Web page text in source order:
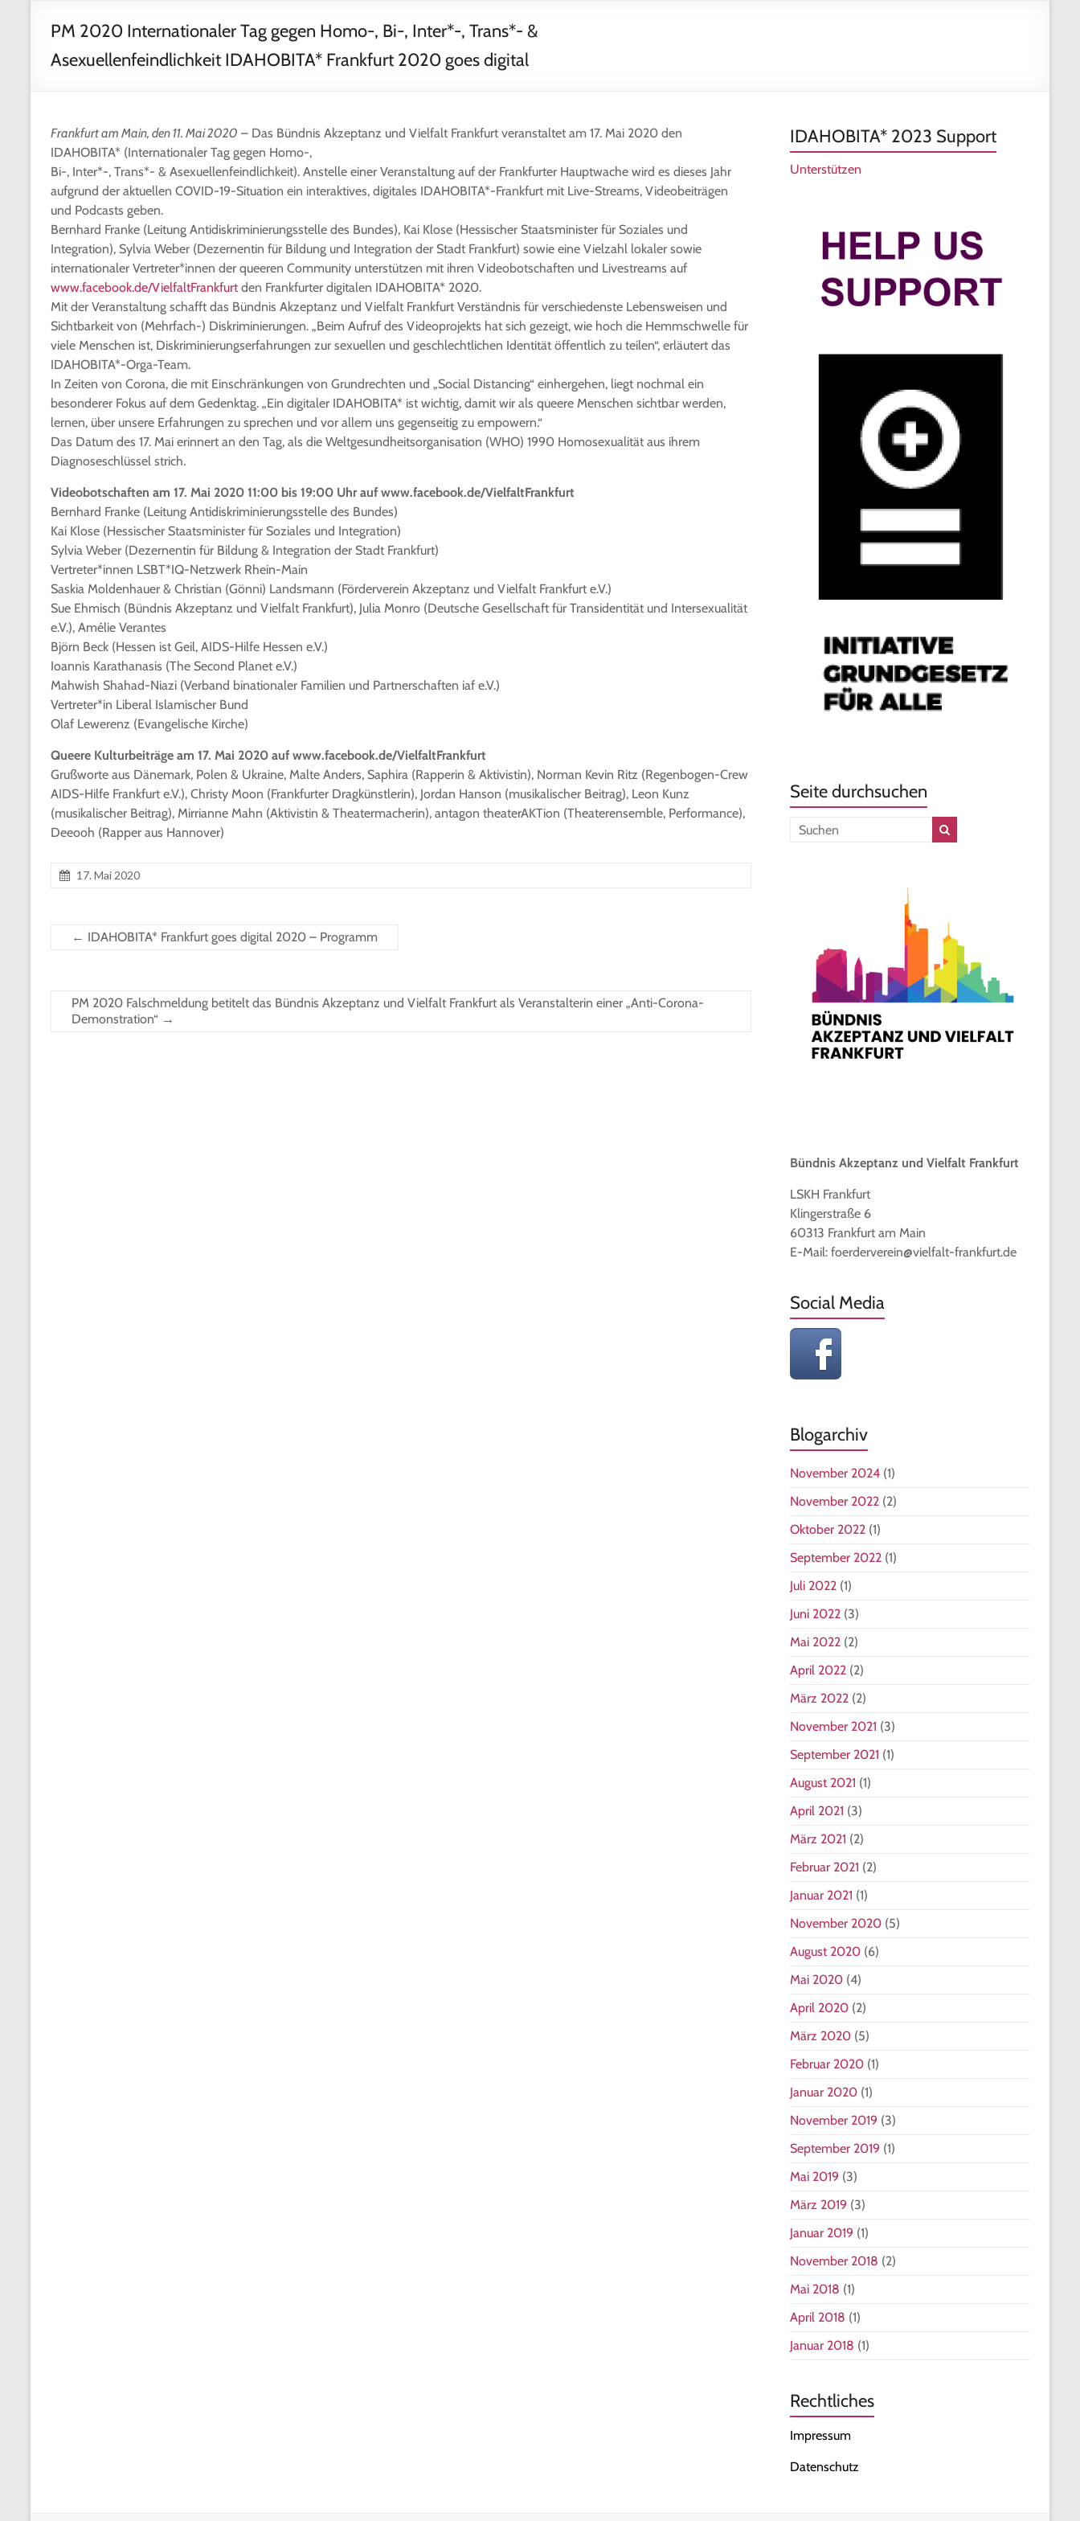
PM 2020 Internationaler Tag gegen Homo-, Bi-, Inter*-, Trans*- &
Asexuellenfeindlichkeit IDAHOBITA* Frankfurt 2020 goes digital
Frankfurt am Main, den 11. Mai 2020 – Das Bündnis Akzeptanz und Vielfalt Frankfurt veranstaltet am 17. Mai 2020 den
IDAHOBITA* (Internationaler Tag gegen Homo-,
Bi-, Inter*-, Trans*- & Asexuellenfeindlichkeit). Anstelle einer Veranstaltung auf der Frankfurter Hauptwache wird es dieses Jahr
aufgrund der aktuellen COVID-19-Situation ein interaktives, digitales IDAHOBITA*-Frankfurt mit Live-Streams, Videobeiträgen
und Podcasts geben.
Bernhard Franke (Leitung Antidiskriminierungsstelle des Bundes), Kai Klose (Hessischer Staatsminister für Soziales und
Integration), Sylvia Weber (Dezernentin für Bildung und Integration der Stadt Frankfurt) sowie eine Vielzahl lokaler sowie
internationaler Vertreter*innen der queeren Community unterstützen mit ihren Videobotschaften und Livestreams auf
www.facebook.de/VielfaltFrankfurtden Frankfurter digitalen IDAHOBITA* 2020.
Mit der Veranstaltung schafft das Bündnis Akzeptanz und Vielfalt Frankfurt Verständnis für verschiedenste Lebensweisen und
Sichtbarkeit von (Mehrfach-) Diskriminierungen. „Beim Aufruf des Videoprojekts hat sich gezeigt, wie hoch die Hemmschwelle für
viele Menschen ist, Diskriminierungserfahrungen zur sexuellen und geschlechtlichen Identität öffentlich zu teilen“, erläutert das
IDAHOBITA*-Orga-Team.
In Zeiten von Corona, die mit Einschränkungen von Grundrechten und „Social Distancing“ einhergehen, liegt nochmal ein
besonderer Fokus auf dem Gedenktag. „Ein digitaler IDAHOBITA* ist wichtig, damit wir als queere Menschen sichtbar werden,
lernen, über unsere Erfahrungen zu sprechen und vor allem uns gegenseitig zu empowern.“
Das Datum des 17. Mai erinnert an den Tag, als die Weltgesundheitsorganisation (WHO) 1990 Homosexualität aus ihrem
Diagnoseschlüssel strich.
Videobotschaften am 17. Mai 2020 11:00 bis 19:00 Uhr auf www.facebook.de/VielfaltFrankfurt
Bernhard Franke (Leitung Antidiskriminierungsstelle des Bundes)
Kai Klose (Hessischer Staatsminister für Soziales und Integration)
Sylvia Weber (Dezernentin für Bildung & Integration der Stadt Frankfurt)
Vertreter*innen LSBT*IQ-Netzwerk Rhein-Main
Saskia Moldenhauer & Christian (Gönni) Landsmann (Förderverein Akzeptanz und Vielfalt Frankfurt e.V.)
Sue Ehmisch (Bündnis Akzeptanz und Vielfalt Frankfurt), Julia Monro (Deutsche Gesellschaft für Transidentität und Intersexualität
e.V.), Amélie Verantes
Björn Beck (Hessen ist Geil, AIDS-Hilfe Hessen e.V.)
Ioannis Karathanasis (The Second Planet e.V.)
Mahwish Shahad-Niazi (Verband binationaler Familien und Partnerschaften iaf e.V.)
Vertreter*in Liberal Islamischer Bund
Olaf Lewerenz (Evangelische Kirche)
Queere Kulturbeiträge am 17. Mai 2020 auf www.facebook.de/VielfaltFrankfurt
Grußworte aus Dänemark, Polen & Ukraine, Malte Anders, Saphira (Rapperin & Aktivistin), Norman Kevin Ritz (Regenbogen-Crew
AIDS-Hilfe Frankfurt e.V.), Christy Moon (Frankfurter Dragkünstlerin), Jordan Hanson (musikalischer Beitrag), Leon Kunz
(musikalischer Beitrag), Mirrianne Mahn (Aktivistin & Theatermacherin), antagon theaterAKTion (Theaterensemble, Performance),
Deeooh (Rapper aus Hannover)
17. Mai 2020
← IDAHOBITA* Frankfurt goes digital 2020 – Programm
PM 2020 Falschmeldung betitelt das Bündnis Akzeptanz und Vielfalt Frankfurt als Veranstalterin einer „Anti-Corona-
Demonstration“ →
IDAHOBITA* 2023 Support
Unterstützen
Seite durchsuchen
Bündnis Akzeptanz und Vielfalt Frankfurt
LSKH Frankfurt
Klingerstraße 6
60313 Frankfurt am Main
E-Mail: foerderverein@vielfalt-frankfurt.de
Social Media
Blogarchiv
November 2024(1)
November 2022(2)
Oktober 2022(1)
September 2022(1)
Juli 2022(1)
Juni 2022(3)
Mai 2022(2)
April 2022(2)
März 2022(2)
November 2021 (3)
September 2021 (1)
August 2021 (1)
April 2021 (3)
März 2021 (2)
Februar 2021 (2)
Januar 2021 (1)
November 2020(5)
August 2020(6)
Mai 2020(4)
April 2020(2)
März 2020(5)
Februar 2020(1)
Januar 2020(1)
November 2019 (3)
September 2019 (1)
Mai 2019 (3)
März 2019 (3)
Januar 2019 (1)
November 2018 (2)
Mai 2018 (1)
April 2018 (1)
Januar 2018 (1)
Rechtliches
Impressum
Datenschutz